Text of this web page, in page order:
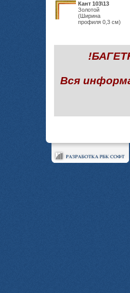
Кант 103\13
Золотой
(Ширина
профиля 0,3 см)
Вся